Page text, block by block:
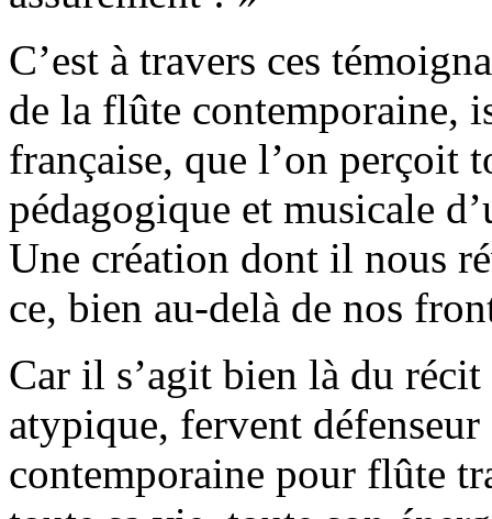
C’est à travers ces
de la flûte contemporaine,
française, que l’on perçoit
pédagogique et musicale
Une création dont il nous
ce, bien au-delà de nos
Car il s’agit bien là du
atypique, fervent
contemporaine pour flûte